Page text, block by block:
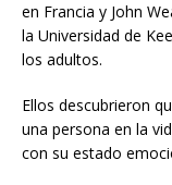
en Francia y John
la Universidad de
los adultos.
Ellos descubrieron
una persona en la
con su estado